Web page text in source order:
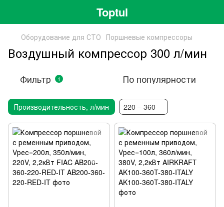
Toptul
Оборудование для СТО Поршневые компрессоры
Воздушный компрессор 300 л/мин
Фильтр 1 По популярности
Производительность, л/мин 220 – 360